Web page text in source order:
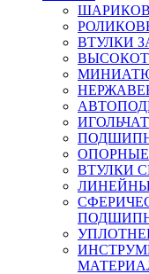
ВТУЛКИ
ВТУЛКИ